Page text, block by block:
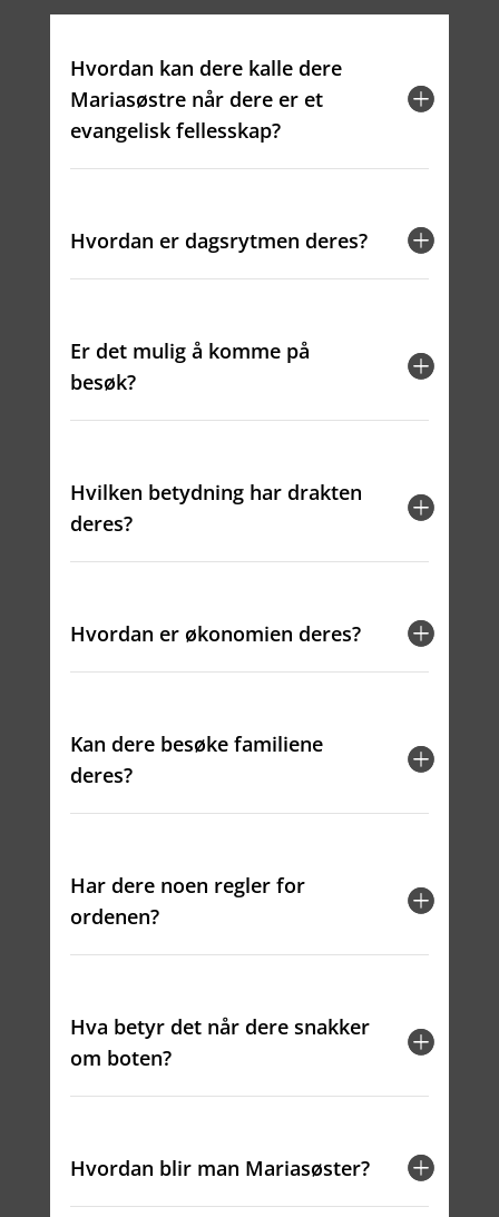
Hvordan kan dere kalle dere
Mariasøstre når dere er et
evangelisk fellesskap?
Hvordan er dagsrytmen deres?
Er det mulig å komme på
besøk?
Hvilken betydning har drakten
deres?
Hvordan er økonomien deres?
Kan dere besøke familiene
deres?
Har dere noen regler for
ordenen?
Hva betyr det når dere snakker
om boten?
Hvordan blir man Mariasøster?